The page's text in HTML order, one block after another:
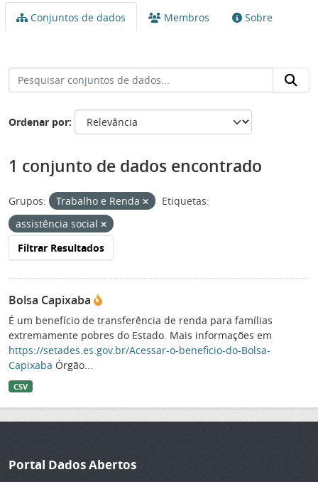
Conjuntos de dados Membros Sobre
Ordenar por
1 conjunto de dados encontrado
Grupos: Trabalho e Renda
Etiquetas:
assistência social
Filtrar Resultados
Bolsa Capixaba
É um benefício de transferência de renda para famílias
extremamente pobres do Estado. Mais informações em
https://setades.es.gov.br/Acessar-o-beneficio-do-Bolsa-
Capixaba Órgão...
CSV
Portal Dados Abertos